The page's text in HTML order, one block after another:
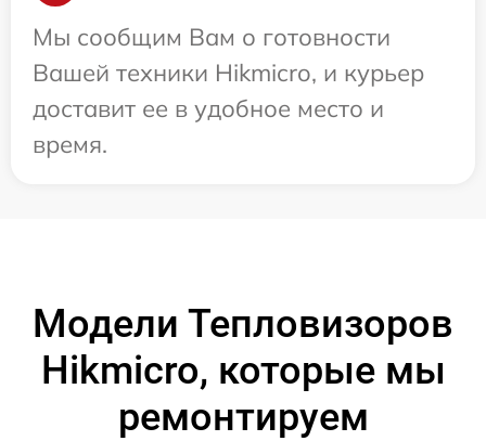
Мы сообщим Вам о готовности
Вашей техники Hikmicro, и курьер
доставит ее в удобное место и
время.
Модели Тепловизоров
Hikmicro, которые мы
ремонтируем